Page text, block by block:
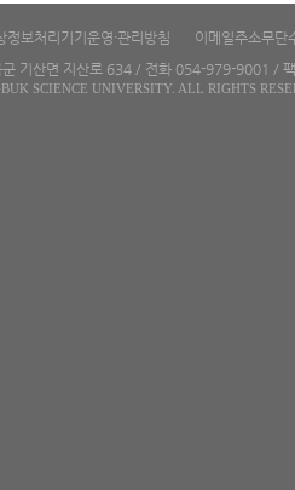
정보처리기기운영·관리방침
이메일주소무단
군 기산면 지산로 634 / 전화 054-979-9001 /
SCIENCE UNIVERSITY. ALL RIGHTS